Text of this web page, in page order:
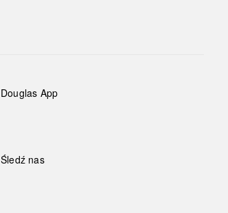
Douglas App
Śledź nas